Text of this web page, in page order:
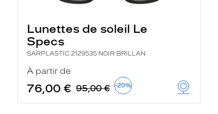
Lunettes de soleil Le
Specs
SARPLASTIC 2129535 NOIR BRILLAN
À partir de
76,00 € 95,00 € -20%